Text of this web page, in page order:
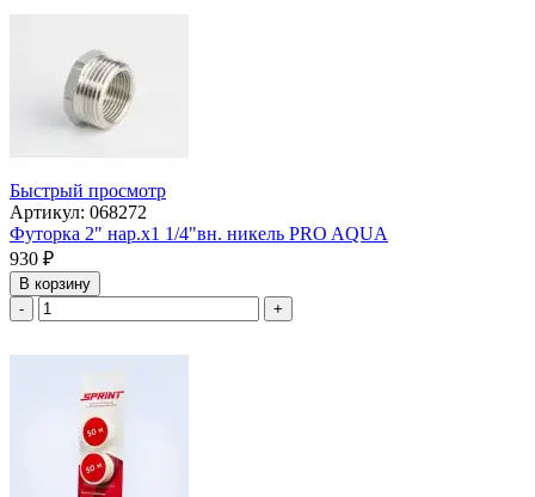
Быстрый просмотр
Артикул: 068272
Футорка 2" нар.х1 1/4"вн. никель PRO AQUA
930 ₽
В корзину
-
+